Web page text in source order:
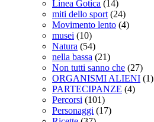
Linea Gotica (14)
miti dello sport (24)
Movimento lento (4)
musei (10)
Natura (54)
nella bassa (21)
Non tutti sanno che (27)
ORGANISMI ALIENI (1)
PARTECIPANZE (4)
Percorsi (101)
Personaggi (17)